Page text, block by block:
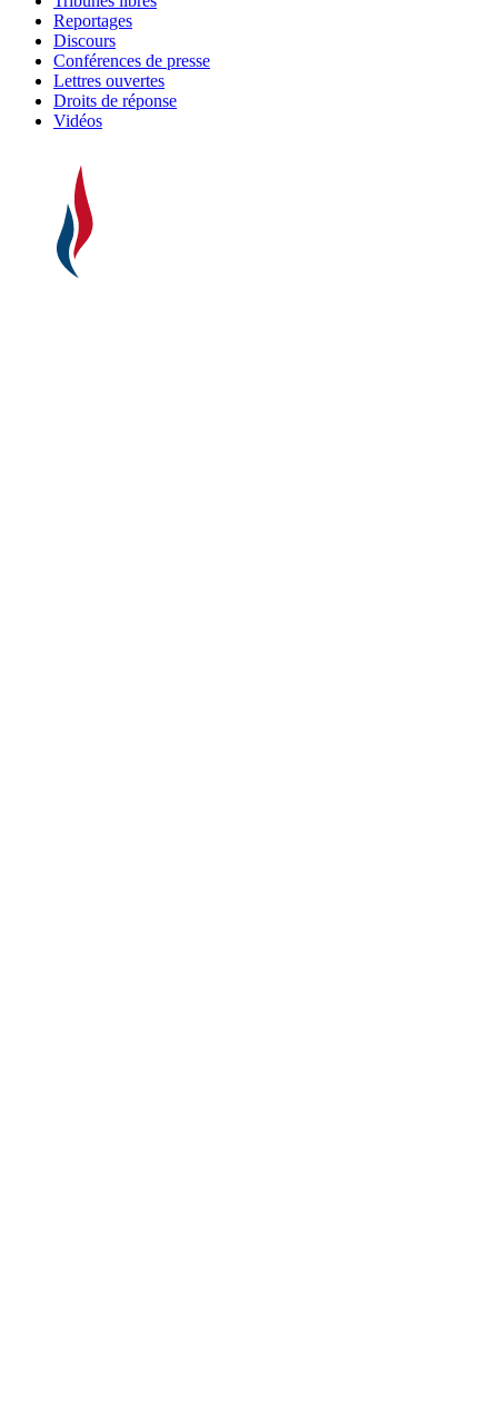
Reportages
Discours
Conférences de presse
Lettres ouvertes
Droits de réponse
Vidéos